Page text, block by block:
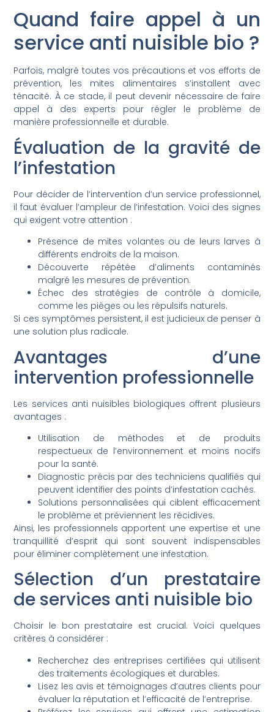
Quand faire appel à un
service anti nuisible bio ?
Parfois, malgré toutes vos précautions et vos efforts de
prévention, les mites alimentaires s’installent avec
ténacité. À ce stade, il peut devenir nécessaire de faire
appel à des experts pour régler le problème de
manière professionnelle et durable.
Évaluation de la gravité de
l’infestation
Pour décider de l’intervention d’un service professionnel,
il faut évaluer l’ampleur de l’infestation. Voici des signes
qui exigent votre attention :
Présence de mites volantes ou de leurs larves à
différents endroits de la maison.
Découverte répétée d’aliments contaminés
malgré les mesures de prévention.
Échec des stratégies de contrôle à domicile,
comme les pièges ou les répulsifs naturels.
Si ces symptômes persistent, il est judicieux de penser à
une solution plus radicale.
Avantages d’une
intervention professionnelle
Les services anti nuisibles biologiques offrent plusieurs
avantages :
Utilisation de méthodes et de produits
respectueux de l’environnement et moins nocifs
pour la santé.
Diagnostic précis par des techniciens qualifiés qui
peuvent identifier des points d’infestation cachés.
Solutions personnalisées qui ciblent efficacement
le problème et préviennent les récidives.
Ainsi, les professionnels apportent une expertise et une
tranquillité d’esprit qui sont souvent indispensables
pour éliminer complètement une infestation.
Sélection d’un prestataire
de services anti nuisible bio
Choisir le bon prestataire est crucial. Voici quelques
critères à considérer :
Recherchez des entreprises certifiées qui utilisent
des traitements écologiques et durables.
Lisez les avis et témoignages d’autres clients pour
évaluer la réputation et l’efficacité de l’entreprise.